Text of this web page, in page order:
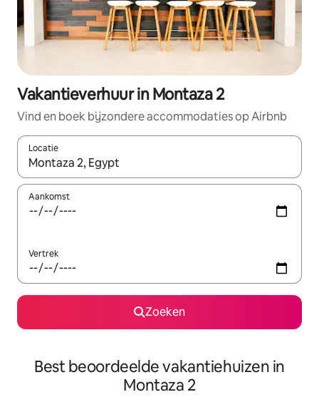
Vakantieverhuur in Montaza 2
Vind en boek bijzondere accommodaties op Airbnb
Locatie
Wanneer er suggesties beschikbaar zijn, maak je een keuze
Aankomst
Vertrek
Zoeken
Best beoordeelde vakantiehuizen in
Montaza 2